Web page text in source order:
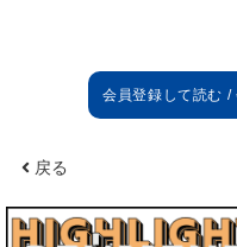
日わかるだろう。
ブの象徴だ。常にマド
る。
しっかりと練習をして
戻る